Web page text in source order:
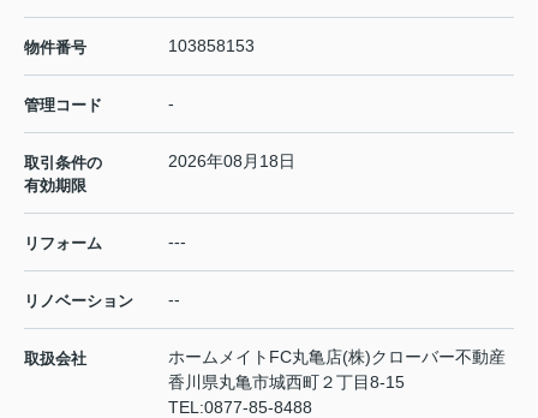
物件番号 103858153
管理コード -
取引条件の
有効期限
2026年08月18日
リフォーム ---
リノベーション --
取扱会社
ホームメイトFC丸亀店(株)クローバー不動産
香川県丸亀市城西町２丁目8-15
TEL:0877-85-8488